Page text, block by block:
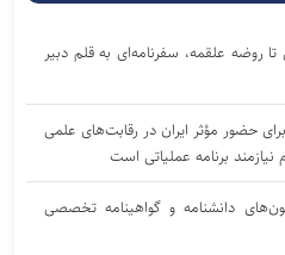
عشق تا روضه علقمه، سفرنامه‌ای به قلم دبیر
حضور مؤثر ایران در رقابت‌های علمی
برنامه عملیاتی است
دانشنامه و گواهینامه تخصصی